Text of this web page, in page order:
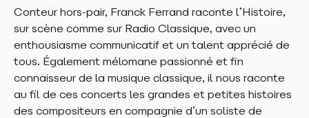
RÉSERVER
RÉSERVER
Conteur hors-pair, Franck Ferrand raconte l’Histoire,
sur scène comme sur Radio Classique, avec un
enthousiasme communicatif et un talent apprécié de
tous. Également mélomane passionné et fin
connaisseur de la musique classique, il nous raconte
au fil de ces concerts les grandes et petites histoires
des compositeurs en compagnie d’un soliste de